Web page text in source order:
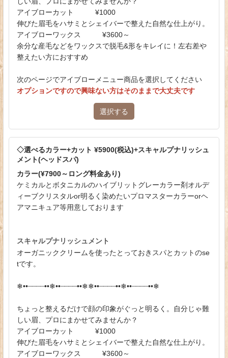
アイブローカット ¥1000
伸びた眉毛をハサミとシェイバーで整えた自然な仕上がり。
アイブローワックス ¥3600～
余分な産毛などをワックスで脱毛&形をキレイに！左右差や
整えたい方におすすめ
次のページでアイブローメニュー商品を選択してください
オプションですので興味ない方はそのままで大丈夫です
選択する
◇選べるカラー+カット ¥5900(税込)+スキャルプナリッシュ
メント(ヘッドスパ)
カラー(¥7900～ロング料金あり)
ケミカルとボタニカルのハイブリットグレーカラー剤オルデ
ィーブクリスタルor明るく染めたいプロマスターカラーorヘ
アマニキュア等用意しております
スキャルプナリッシュメント
オーガニッククリームを使ったとっておきスパとカットのse
tです。
❄︎••┈┈┈┈••❄︎••┈┈┈┈••❄︎❄︎••┈┈┈┈••❄︎••┈┈┈┈••❄︎
ちょっと整えるだけで顔の印象がぐっと明るく。自分じゃ難
しい眉、プロにまかせてみませんか？
アイブローカット ¥1000
伸びた眉毛をハサミとシェイバーで整えた自然な仕上がり。
アイブローワックス ¥3600～